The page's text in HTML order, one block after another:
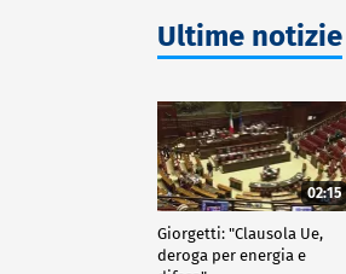
Ultime notizie
02:15
Giorgetti: "Clausola Ue,
deroga per energia e